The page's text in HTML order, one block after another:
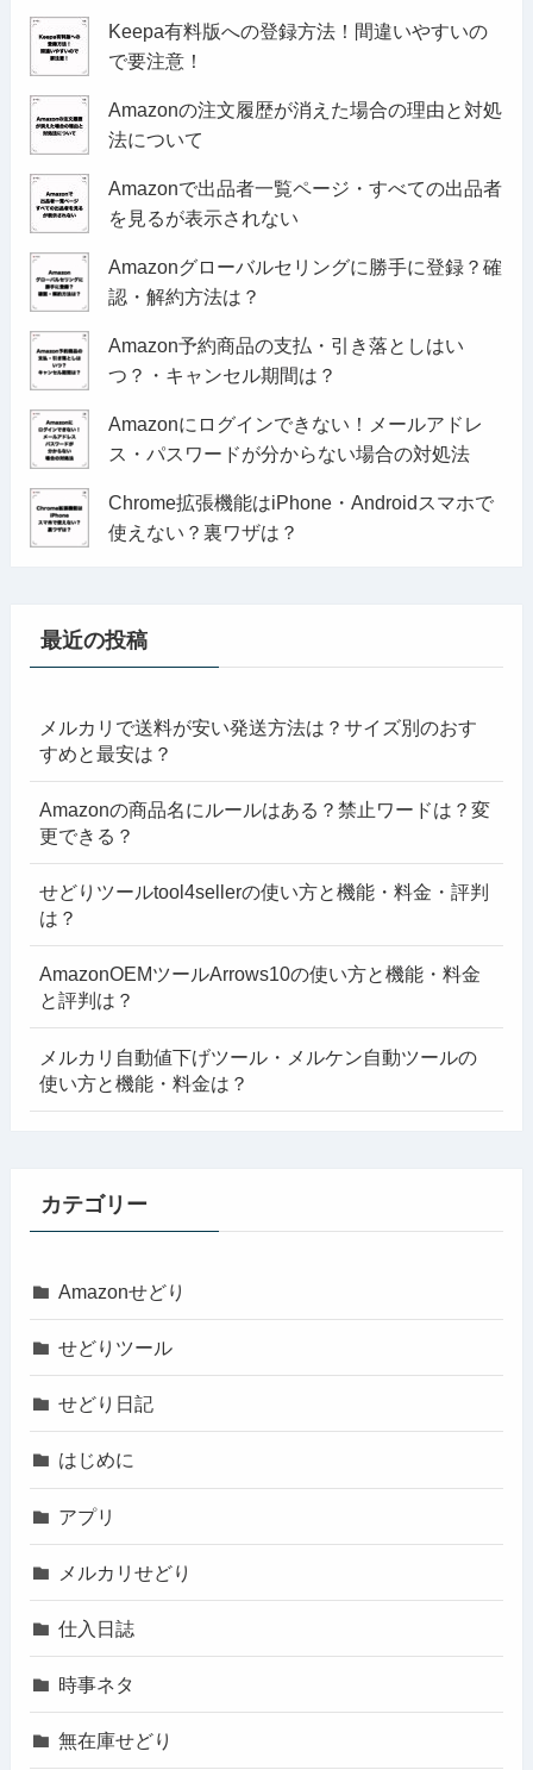
Keepa有料版への登録方法！間違いやすいの
で要注意！
Amazonの注文履歴が消えた場合の理由と対処
法について
Amazonで出品者一覧ページ・すべての出品者
を見るが表示されない
Amazonグローバルセリングに勝手に登録？確
認・解約方法は？
Amazon予約商品の支払・引き落としはい
つ？・キャンセル期間は？
Amazonにログインできない！メールアドレ
ス・パスワードが分からない場合の対処法
Chrome拡張機能はiPhone・Androidスマホで
使えない？裏ワザは？
最近の投稿
メルカリで送料が安い発送方法は？サイズ別のおす
すめと最安は？
Amazonの商品名にルールはある？禁止ワードは？変
更できる？
せどりツールtool4sellerの使い方と機能・料金・評判
は？
AmazonOEMツールArrows10の使い方と機能・料金
と評判は？
メルカリ自動値下げツール・メルケン自動ツールの
使い方と機能・料金は？
カテゴリー
Amazonせどり
せどりツール
せどり日記
はじめに
アプリ
メルカリせどり
仕入日誌
時事ネタ
無在庫せどり